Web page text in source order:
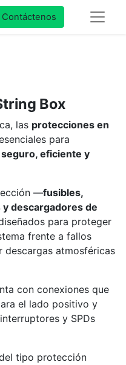
Contáctenos
Box
las protecciones en
para
seguro, eficiente y
—fusibles,
descargadores de
para proteger
frente a fallos
descargas atmosféricas
con conexiones que
el lado positivo y
y SPDs
tipo protección